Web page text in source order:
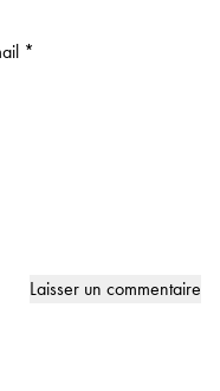
*